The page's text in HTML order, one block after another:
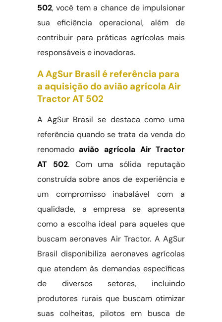
502, você tem a chance de impulsionar
sua eficiência operacional, além de
contribuir para práticas agrícolas mais
responsáveis e inovadoras.
A AgSur Brasil é referência para
a aquisição do avião agrícola Air
Tractor AT 502
A AgSur Brasil se destaca como uma
referência quando se trata da venda do
renomadoavião agrícola Air Tractor
AT 502. Com uma sólida reputação
construída sobre anos de experiência e
um compromisso inabalável com a
qualidade, a empresa se apresenta
como a escolha ideal para aqueles que
buscam aeronaves Air Tractor. A AgSur
Brasil disponibiliza aeronaves agrícolas
que atendem às demandas específicas
de diversos setores, incluindo
produtores rurais que buscam otimizar
suas colheitas, pilotos em busca de